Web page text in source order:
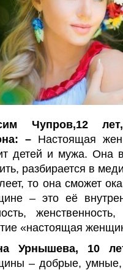
Чупров,12
–Настоящая
детей и мужа. Она
разбирается в
то она сможет
– это её
«настоящая
Урнышева, 10
– добрые, умные,